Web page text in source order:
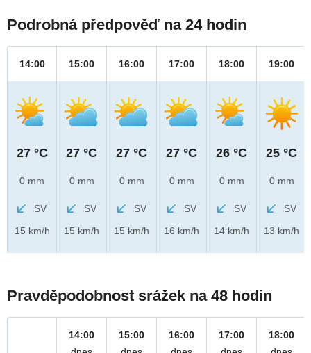
Podrobná předpověď na 24 hodin
14:00
27 °C
0 mm
SV
15 km/h
15:00
27 °C
0 mm
SV
15 km/h
16:00
27 °C
0 mm
SV
15 km/h
17:00
27 °C
0 mm
SV
16 km/h
18:00
26 °C
0 mm
SV
14 km/h
19:00
25 °C
0 mm
SV
13 km/h
Pravděpodobnost srážek na 48 hodin
14:00
15:00
16:00
17:00
18:00